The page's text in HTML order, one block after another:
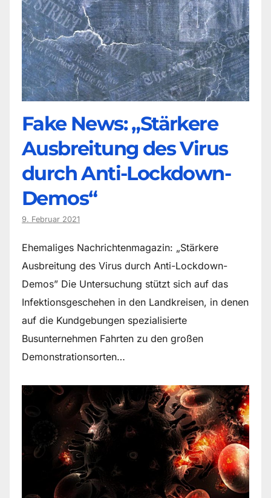
Fake News: „Stärkere
Ausbreitung des Virus
durch Anti-Lockdown-
Demos“
9. Februar 2021
Ehemaliges Nachrichtenmagazin: „Stärkere
Ausbreitung des Virus durch Anti-Lockdown-
Demos” Die Untersuchung stützt sich auf das
Infektionsgeschehen in den Landkreisen, in denen
auf die Kundgebungen spezialisierte
Busunternehmen Fahrten zu den großen
Demonstrationsorten…